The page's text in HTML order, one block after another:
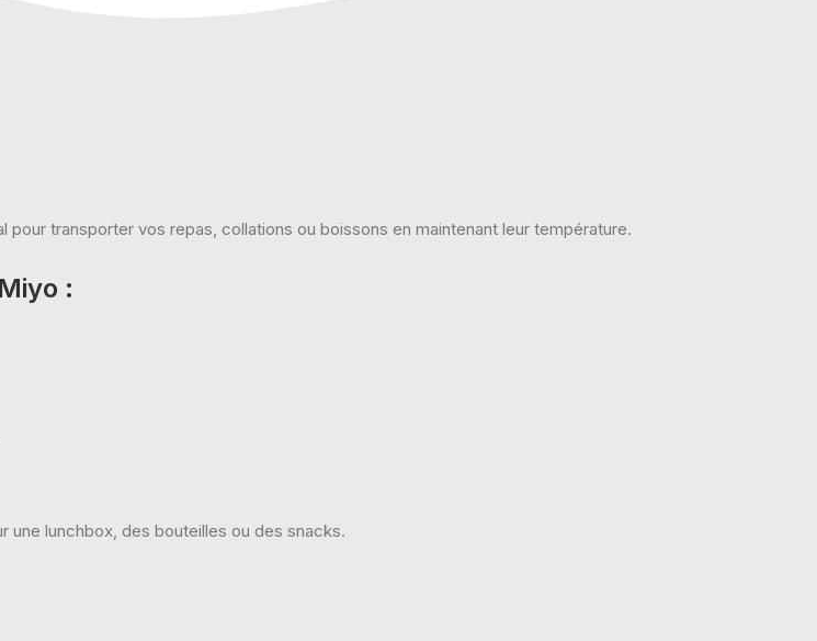
transporter vos repas, collations ou boissons en maintenant leur température.
:
une lunchbox, des bouteilles ou des snacks.